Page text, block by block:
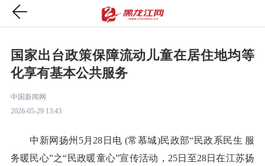
国家出台政策保障流动儿童在居住地均等
化享有基本公共服务
中国新闻网
2026-05-29 13:43
中新网扬州5月28日电 (常慕城)民政部“民政系民生 服
务暖民心”之“民政暖童心”宣传活动，25日至28日在江苏扬